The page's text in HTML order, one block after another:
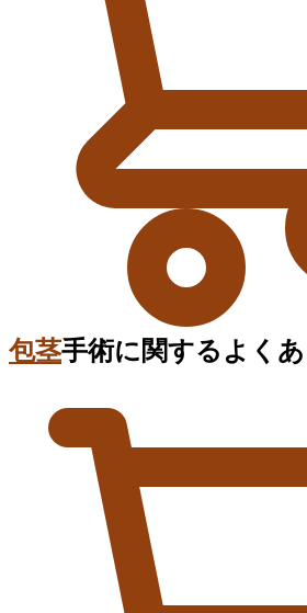
包茎手術に関するよくあ